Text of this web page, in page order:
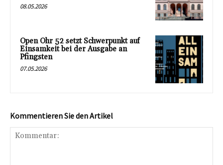
08.05.2026
Open Ohr 52 setzt Schwerpunkt auf
Einsamkeit bei der Ausgabe an
Pfingsten
07.05.2026
Kommentieren Sie den Artikel